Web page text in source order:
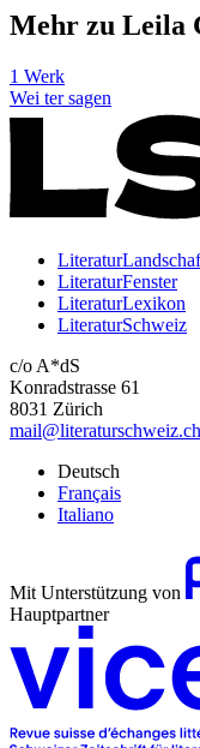
Mehr zu Leila
1 Werk
Wei ter sagen
LiteraturFenster
LiteraturLexikon
LiteraturSchweiz
c/o A*dS
Konradstrasse 61
8031 Zürich
mail@literaturschweiz.ch
Deutsch
Français
Italiano
Mit Unterstützung von
Hauptpartner